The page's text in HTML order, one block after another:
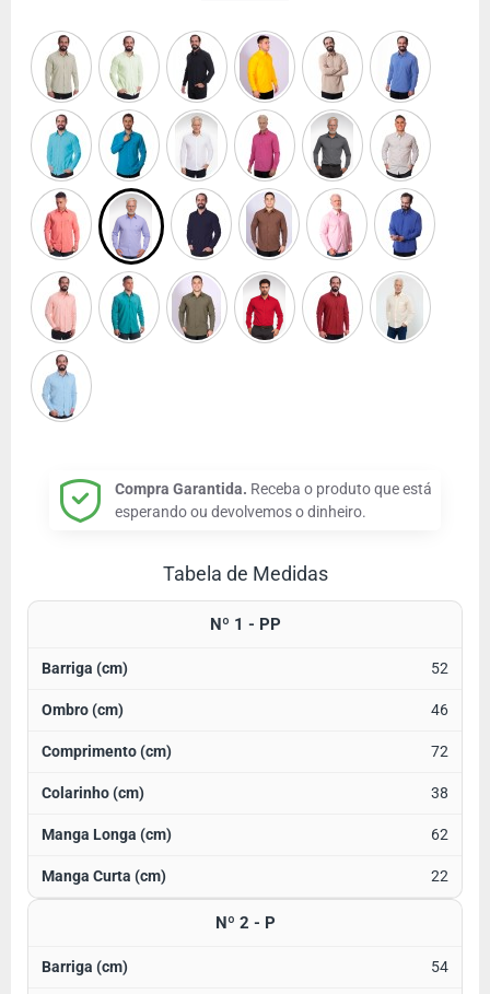
Compra Garantida. Receba o produto que está
esperando ou devolvemos o dinheiro.
Tabela de Medidas
Nº 1 - PP
52
46
72
38
62
22
Nº 2 - P
54